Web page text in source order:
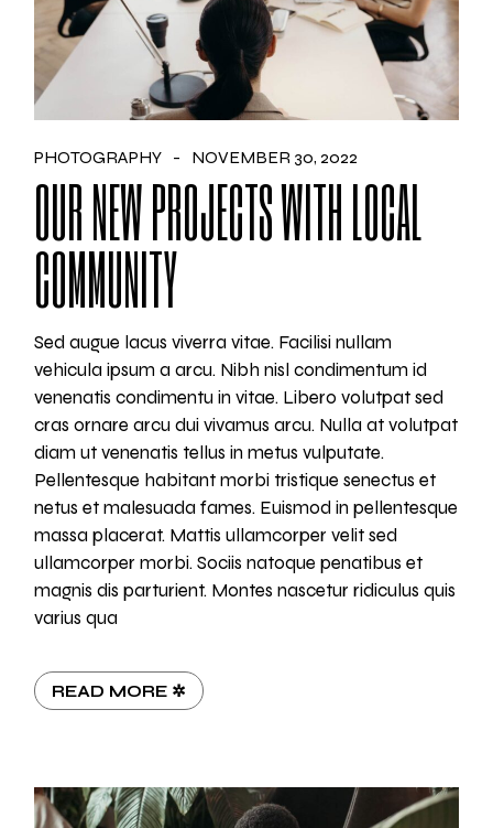
PHOTOGRAPHY NOVEMBER 30, 2022
OUR NEW PROJECTS WITH LOCAL
COMMUNITY
Sed augue lacus viverra vitae. Facilisi nullam
vehicula ipsum a arcu. Nibh nisl condimentum id
venenatis condimentu in vitae. Libero volutpat sed
cras ornare arcu dui vivamus arcu. Nulla at volutpat
diam ut venenatis tellus in metus vulputate.
Pellentesque habitant morbi tristique senectus et
netus et malesuada fames. Euismod in pellentesque
massa placerat. Mattis ullamcorper velit sed
ullamcorper morbi. Sociis natoque penatibus et
magnis dis parturient. Montes nascetur ridiculus quis
varius qua
READ MORE ✲